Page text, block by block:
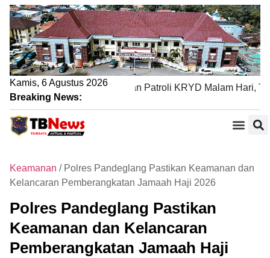
Kamis, 6 Agustus 2026
Breaking News:
Polres Pandeglang Tingkatkan Patroli KRYD Malam Hari,
Keamanan / Polres Pandeglang Pastikan Keamanan dan
Kelancaran Pemberangkatan Jamaah Haji 2026
Polres Pandeglang Pastikan
Keamanan dan Kelancaran
Pemberangkatan Jamaah Haji